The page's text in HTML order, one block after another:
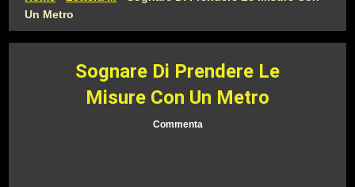
Un Metro
Sognare Di Prendere Le
Misure Con Un Metro
Commenta